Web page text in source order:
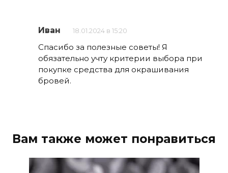
Иван 18.01.2024 в 15:20
Спасибо за полезные советы! Я
обязательно учту критерии выбора при
покупке средства для окрашивания
бровей.
Вам также может понравиться